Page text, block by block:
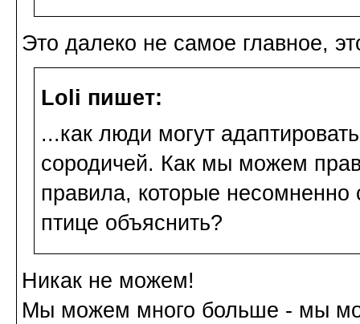
Это далеко не самое главное,
Loli пишет:
...как люди могут
сородичей. Как мы можем
правила, которые несомненно
птице объяснить?
Никак не можем!
Мы можем много больше - мы